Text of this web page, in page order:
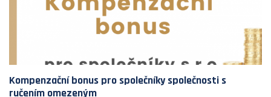
Kompenzační bonus pro společníky společnosti s
ručením omezeným